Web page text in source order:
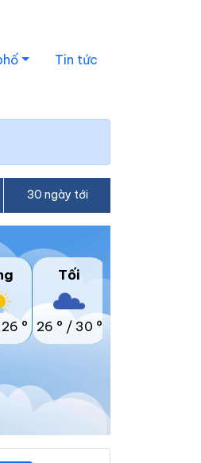
Tin tức
30 ngày tới
26 °
Tối
26 ° / 30 °